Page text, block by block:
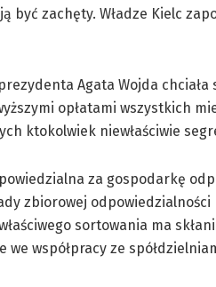
być zachęty. Władze Kielc
Agata Wojda
opłatami wszystkich
ktokolwiek niewłaściwie
za gospodarkę
zbiorowej
sortowania ma
we współpracy ze